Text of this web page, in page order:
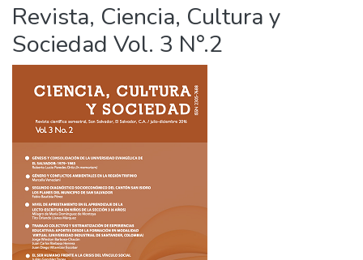
Revista, Ciencia, Cultura y
Sociedad Vol. 3 N°.2